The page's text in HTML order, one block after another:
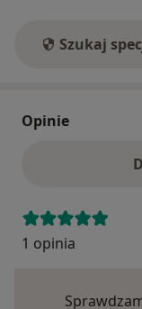
Szukaj
Opinie
1 opinia